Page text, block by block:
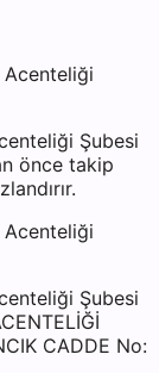
Acenteliği
Şubesi
önce takip
Acenteliği
Şubesi
CADDE No: